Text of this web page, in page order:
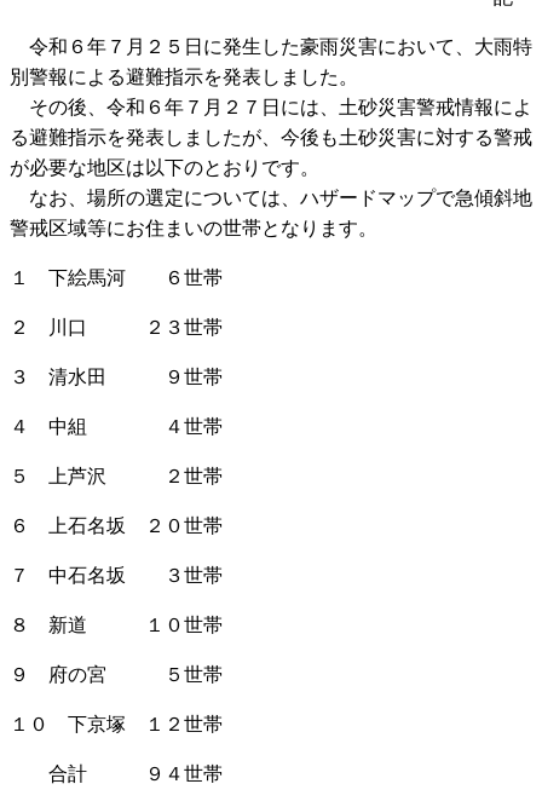
令和６年７月２５日に発生した豪雨災害において、大雨特
別警報による避難指示を発表しました。
その後、令和６年７月２７日には、土砂災害警戒情報によ
る避難指示を発表しましたが、今後も土砂災害に対する警戒
が必要な地区は以下のとおりです。
なお、場所の選定については、ハザードマップで急傾斜地
警戒区域等にお住まいの世帯となります。
１ 下絵馬河 ６世帯
２ 川口 ２３世帯
３ 清水田 ９世帯
４ 中組 ４世帯
５ 上芦沢 ２世帯
６ 上石名坂 ２０世帯
７ 中石名坂 ３世帯
８ 新道 １０世帯
９ 府の宮 ５世帯
１０ 下京塚 １２世帯
合計 ９４世帯